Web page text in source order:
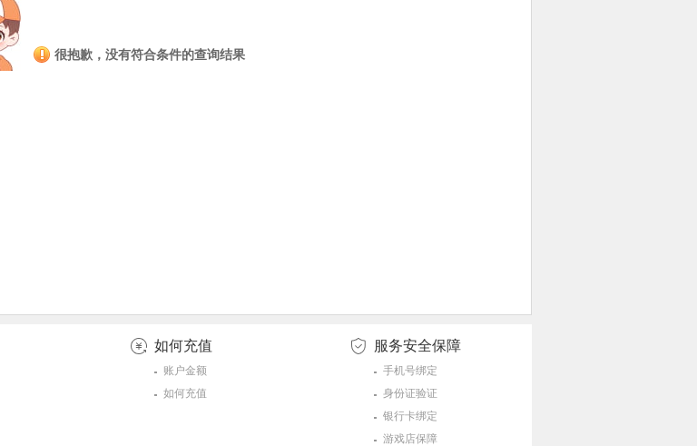
很抱歉，没有符合条件的查询结果
如何充值
账户金额
如何充值
服务安全保障
手机号绑定
身份证验证
银行卡绑定
游戏店保障